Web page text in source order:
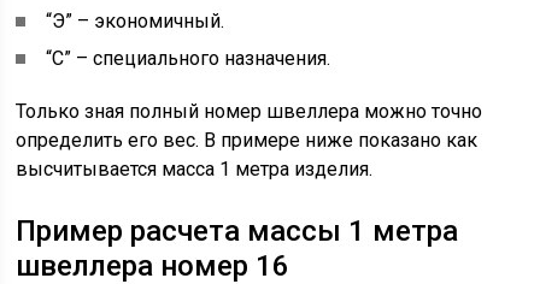
“Э” – экономичный.
“С” – специального назначения.
Только зная полный номер швеллера можно точно
определить его вес. В примере ниже показано как
высчитывается масса 1 метра изделия.
Пример расчета массы 1 метра
швеллера номер 16